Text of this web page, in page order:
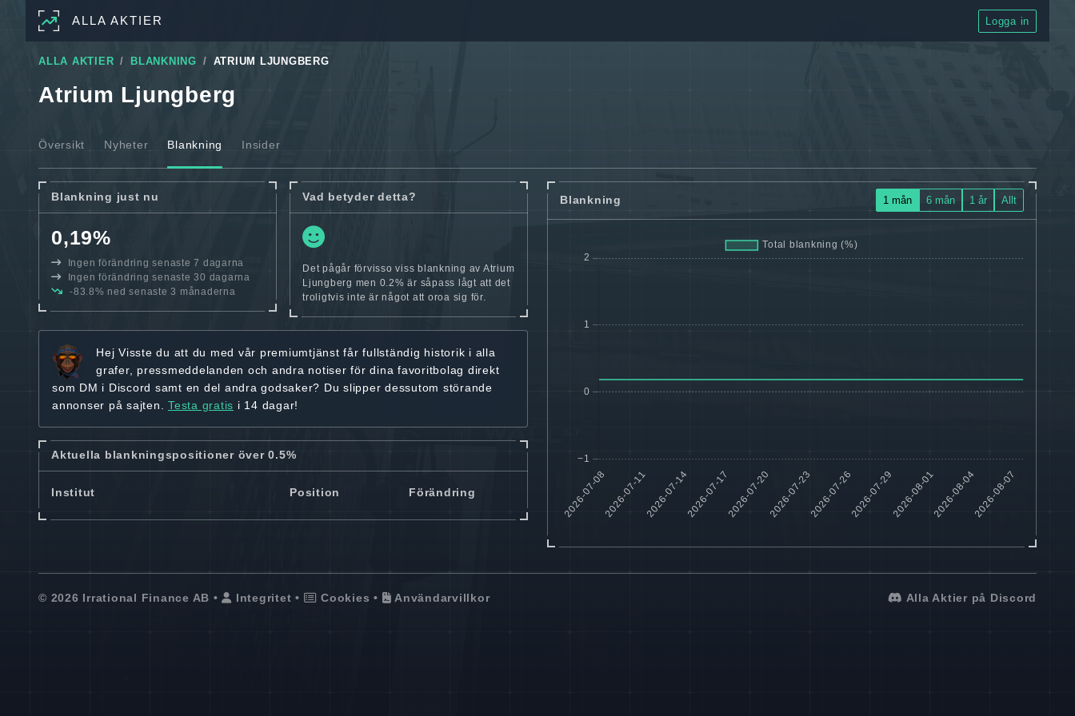
ALLA AKTIER Logga in
ALLA AKTIER BLANKNING ATRIUM LJUNGBERG
Atrium Ljungberg
Översikt Nyheter Blankning Insider
Blankning just nu
0,19%
Ingen förändring senaste 7 dagarna
Ingen förändring senaste 30 dagarna
-83.8% ned senaste 3 månaderna
Vad betyder detta?
Det pågår förvisso viss blankning av Atrium
Ljungberg men 0.2% är såpass lågt att det
troligtvis inte är något att oroa sig för.
Hej Visste du att du med vår premiumtjänst fårfullständig historik i alla
grafer, pressmeddelanden och andra notiser för dina favoritbolag direkt
som DM i Discord samt en del andra godsaker? Du slipper dessutom störande
annonser på sajten. Testa gratis i 14 dagar!
Aktuella blankningspositioner över 0.5%
Institut Position Förändring
Blankning 1 mån 6 mån 1 år Allt
© 2026 Irrational Finance AB • Integritet • Cookies • Användarvillkor Alla Aktier på Discord